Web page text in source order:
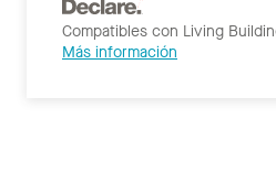
Compatibles con Living
Más información